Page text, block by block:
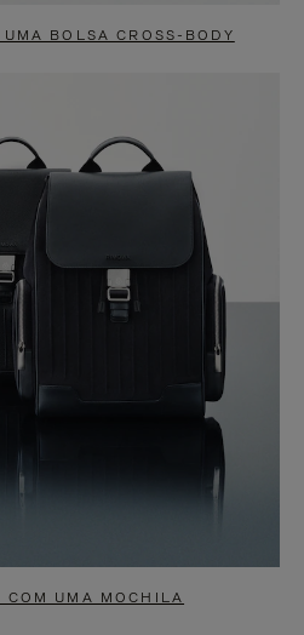
BOLSA CROSS-BODY
COM UMA MOCHILA